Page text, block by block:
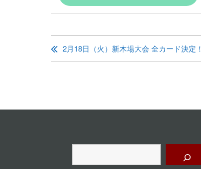
投
稿
ナ
2月18日（火）新木場大会 全カード決定！